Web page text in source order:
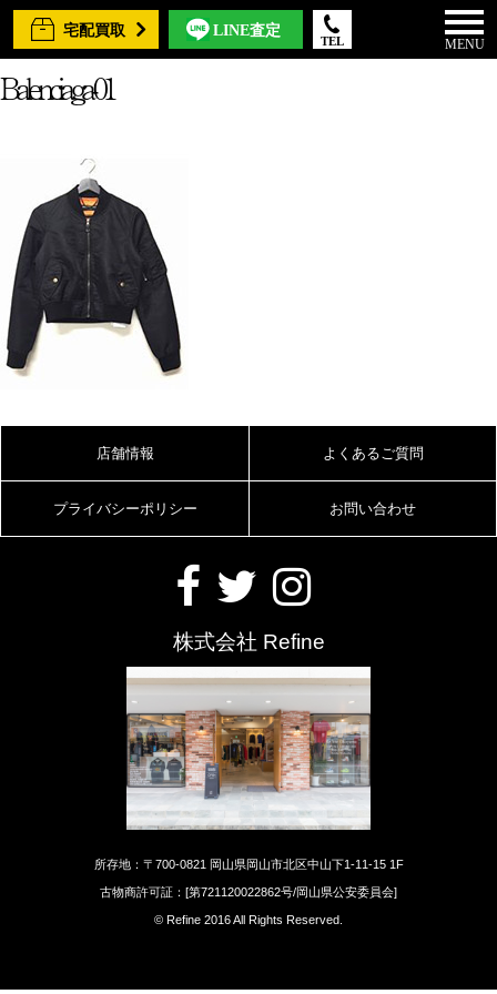
宅配買取 LINE査定
TEL MENU
Balenciaga-01
店舗情報 よくあるご質問
プライバシーポリシー お問い合わせ
株式会社 Refine
所存地：〒700-0821 岡山県岡山市北区中山下1-11-15 1F
古物商許可証：[第721120022862号/岡山県公安委員会]
© Refine 2016 All Rights Reserved.